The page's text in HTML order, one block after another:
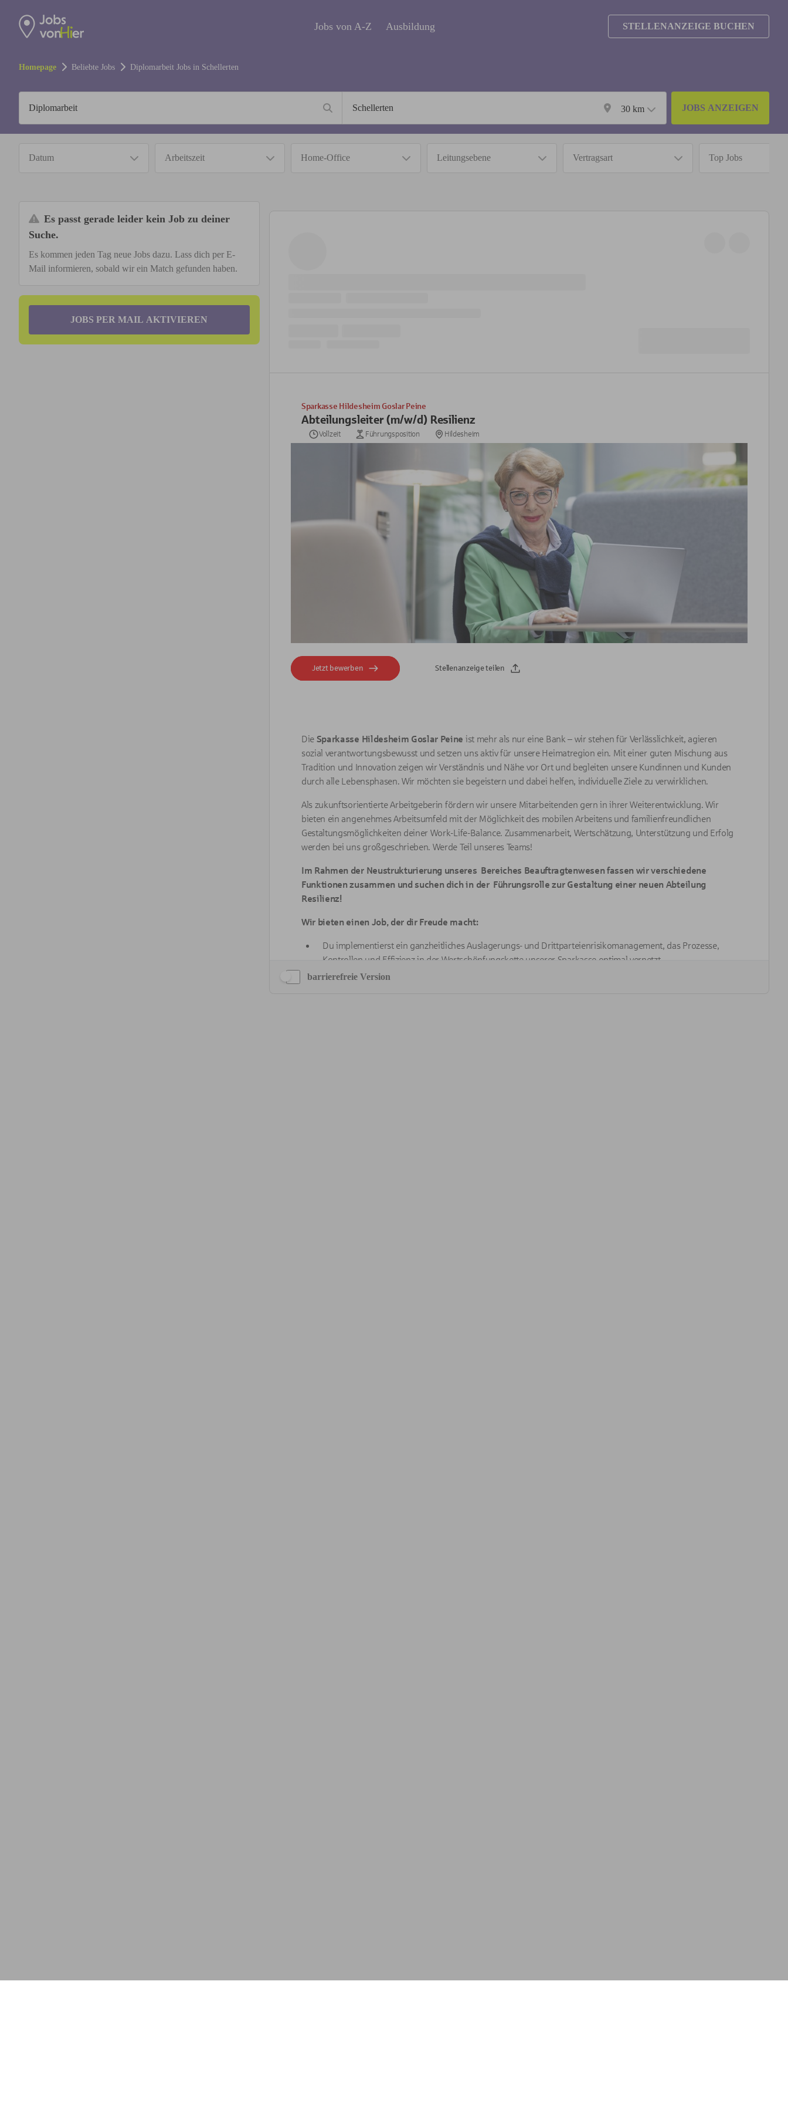
Jobs von A-Z Ausbildung STELLENANZEIGE BUCHEN
Homepage Beliebte Jobs Diplomarbeit Jobs in Schellerten
30km JOBS ANZEIGEN
Datum Arbeitszeit Home-Office Leitungsebene Vertragsart Top Jobs
Es passt gerade leider kein Job zu deiner
Suche.
Es kommen jeden Tag neue Jobs dazu. Lass dich per E-
Mail informieren, sobald wir ein Match gefunden haben.
JOBS PER MAIL AKTIVIEREN
barrierefreie Version